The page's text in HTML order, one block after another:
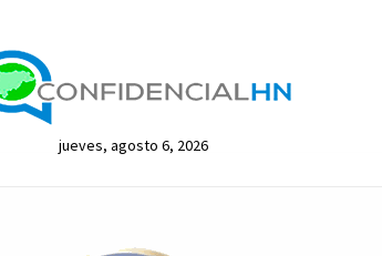
jueves, agosto 6, 2026